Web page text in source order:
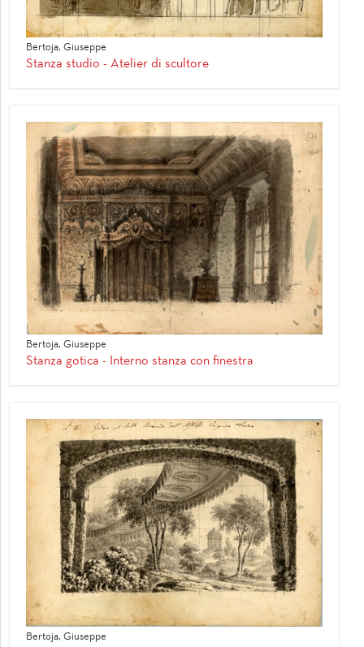
Bertoja, Giuseppe
Stanza studio - Atelier di scultore
Bertoja, Giuseppe
Stanza gotica - Interno stanza con finestra
Bertoja, Giuseppe